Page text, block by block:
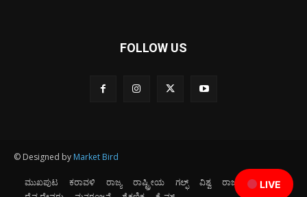
LIVE
FOLLOW US
© Designed by Market Bird
ಮುಖಪುಟ ಕರಾವಳಿ ರಾಜ್ಯ ರಾಷ್ಟ್ರೀಯ ಗಲ್ಫ್ ವಿಶ್ವ ರಾಜಕೀಯ
ಕ್ರೀಡೆ